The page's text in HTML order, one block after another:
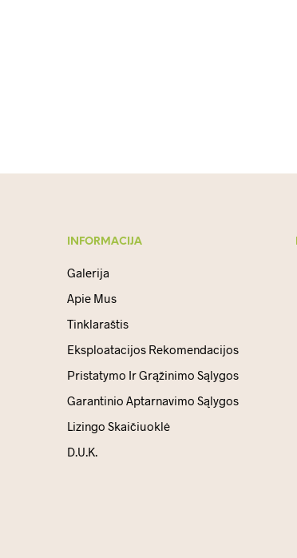
INFORMACIJA
Galerija
Apie Mus
Tinklaraštis
Eksploatacijos Rekomendacijos
Pristatymo Ir Grąžinimo Sąlygos
Garantinio Aptarnavimo Sąlygos
Lizingo Skaičiuoklė
D.U.K.